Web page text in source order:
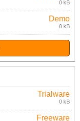
0 kB
Demo
0 kB
Trialware
0 kB
Freeware